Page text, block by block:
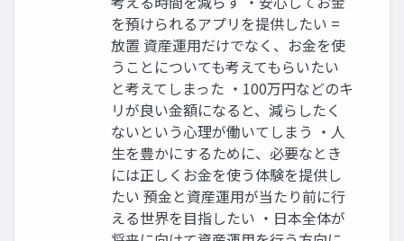
を預けられるアプリを提供したい =
放置 資産運⽤だけでなく、お⾦を使
うことについても考えてもらいたい
と考えてしまった ‧100万円などのキ
リが良い⾦額になると、減らしたく
ないという⼼理が働いてしまう ‧⼈
⽣を豊かにするために、必要なとき
には正しくお⾦を使う体験を提供し
たい 預⾦と資産運⽤が当たり前に⾏
える世界を⽬指したい ‧⽇本全体が